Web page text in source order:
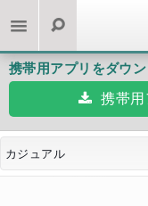
携帯用アプリをダウン
携帯用
カジュアル